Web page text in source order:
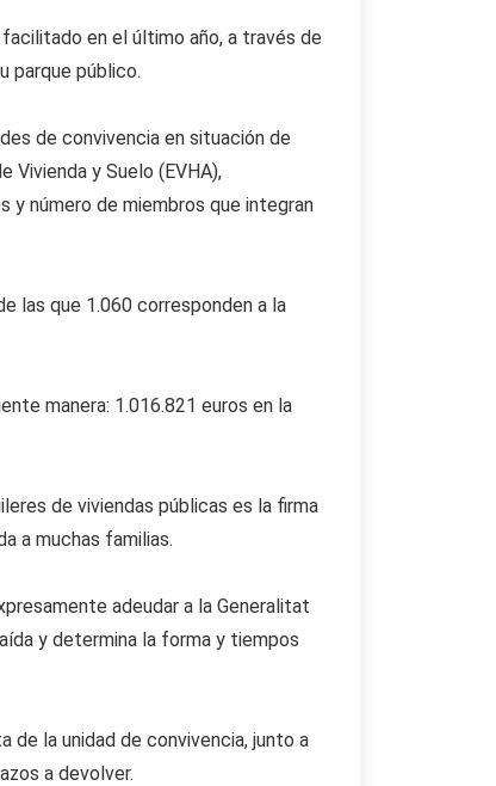
en el último año, a través de
parque público.
de convivencia en situación de
Vivienda y Suelo (EVHA),
y número de miembros que integran
las que 1.060 corresponden a la
manera: 1.016.821 euros en la
de viviendas públicas es la firma
a muchas familias.
adeudar a la Generalitat
y determina la forma y tiempos
la unidad de convivencia, junto a
a devolver.